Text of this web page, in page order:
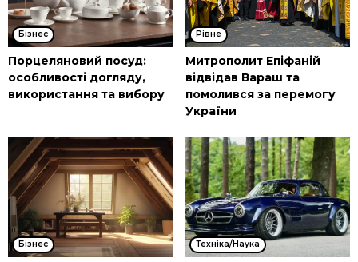
Бізнес
Порцеляновий посуд:
особливості догляду,
використання та вибору
Рівне
Митрополит Епіфаній
відвідав Вараш та
помолився за перемогу
України
Бізнес Техніка/Наука